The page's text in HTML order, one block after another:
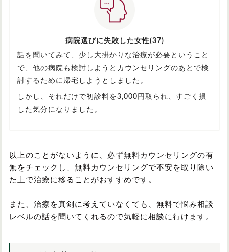
病院選びに失敗した女性(37)
話を聞いてみて、少し大掛かりな治療が必要ということ
で、他の病院も検討しようとカウンセリングのあとで検
討するために帰宅しようとしました。
しかし、それだけで初診料を3,000円取られ、すごく損
した気分になりました。
以上のことがないように、必ず無料カウンセリングの有
無をチェックし、無料カウンセリングで不安を取り除い
た上で治療に移ることがおすすめです。
また、治療を真剣に考えていなくても、無料で悩み相談
レベルの話を聞いてくれるので気軽に相談に行けます。